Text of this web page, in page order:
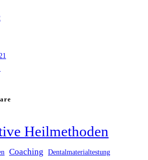
Heilmethoden
Coaching Dentalmaterialtestung